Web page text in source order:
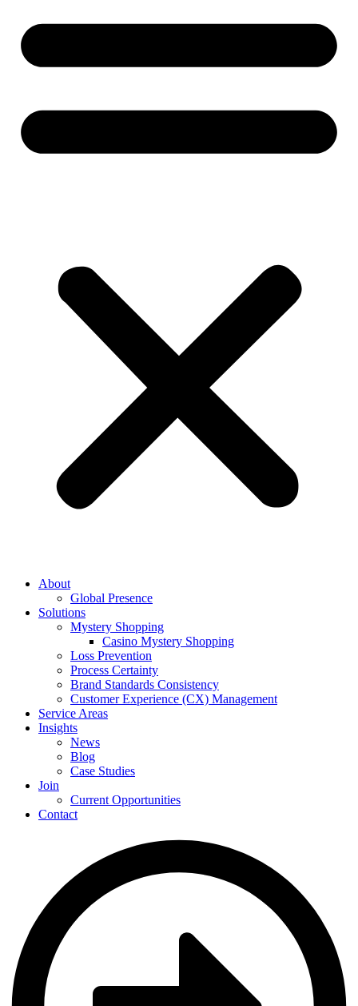
About
Global Presence
Solutions
Mystery Shopping
Casino Mystery Shopping
Loss Prevention
Process Certainty
Brand Standards Consistency
Customer Experience (CX) Management
Service Areas
Insights
News
Blog
Case Studies
Join
Current Opportunities
Contact